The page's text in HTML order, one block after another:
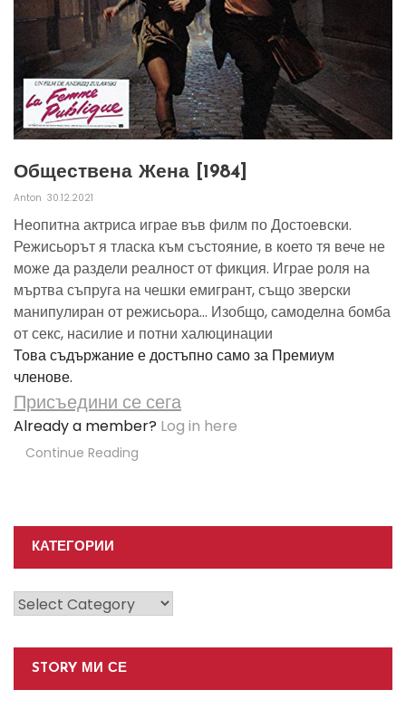
Обществена Жена [1984]
Anton 30.12.2021
Неопитна актриса играе във филм по Достоевски.
Режисьорът я тласка към състояние, в което тя вече не
може да раздели реалност от фикция. Играе роля на
мъртва съпруга на чешки емигрант, също зверски
манипулиран от режисьора... Изобщо, самоделна бомба
от секс, насилие и потни халюцинации
Това съдържание е достъпно само за Премиум
членове.
Присъедини се сега
Already a member? Log in here
Continue Reading
КАТЕГОРИИ
Категории
STORY МИ СЕ